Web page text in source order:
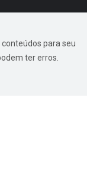
para seu
ter erros.